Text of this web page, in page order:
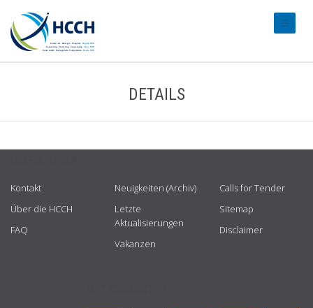
DETAILS
Kontakt
Über die HCCH
FAQ
Neuigkeiten (Archiv)
Letzte
Aktualisierungen
Vakanzen
Calls for Tender
Sitemap
Disclaimer